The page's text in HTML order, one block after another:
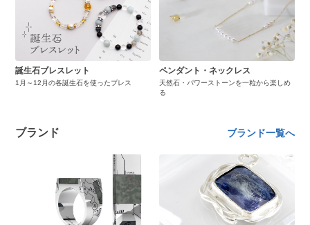
誕生石ブレスレット
1月～12月の各誕生石を使ったブレス
ペンダント・ネックレス
天然石・パワーストーンを一粒から楽しめ
る
ブランド ブランド一覧へ